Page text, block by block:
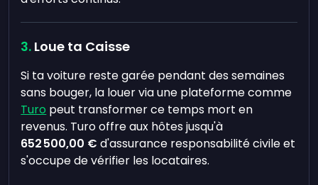
Loue ta Caisse
Si ta voiture reste garée pendant des semaines
sans bouger, la louer via une plateforme comme
Turo peut transformer ce temps mort en
revenus. Turo offre aux hôtes jusqu'à
652 500,00 € d'assurance responsabilité civile et
s'occupe de vérifier les locataires.